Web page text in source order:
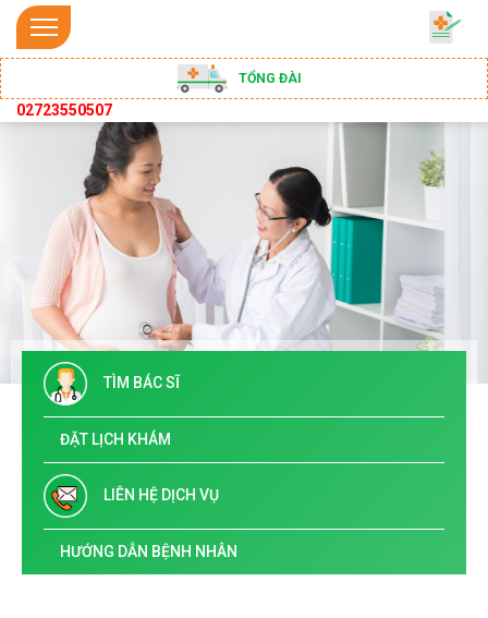
TỔNG ĐÀI
02723550507
TÌM BÁC SĨ
ĐẶT LỊCH KHÁM
LIÊN HỆ DỊCH VỤ
HƯỚNG DẪN BỆNH NHÂN